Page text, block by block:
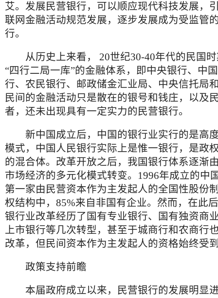
艾。发展民营银行，可以顺应现代科技发展，
联网金融活动规范发展，逐步发展成为受监管
行。
从历史上来看， 20世纪30-40年代的民国时
“四行二局一库”的金融体系，即中央银行、中
行、农民银行、邮政储金汇业局、中央信托局
民间的金融活动只是散在的银号和钱庄，以及
者，还未出现具有一定实力的民营银行。
新中国成立后，中国的银行业实行的是高度
模式，中国人民银行实际上是惟一银行，是政
的混合体。改革开放之后，我国银行体系逐渐
市场经济的多元化模式转变。1996年成立的中
第一家由民营资本作为主发起人的全国性股份
权结构中，85%来自非国有企业。然而，在此
银行业改革经历了国有专业银行、国有独资商
上市银行等几次转型，甚至于城商行和农商行
改革，但民间资本作为主发起人的资格始终受
政策支持前瞻
本届政府成立以来，民营银行的发展明显